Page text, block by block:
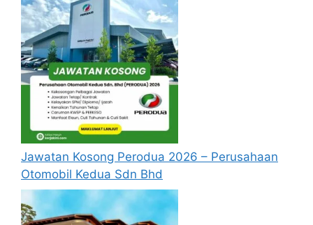
Jawatan Kosong Perodua 2026 – Perusahaan
Otomobil Kedua Sdn Bhd